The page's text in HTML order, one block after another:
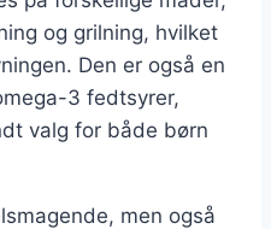
og grilning, hvilket
Den er også en
3 fedtsyrer,
valg for både børn
men også